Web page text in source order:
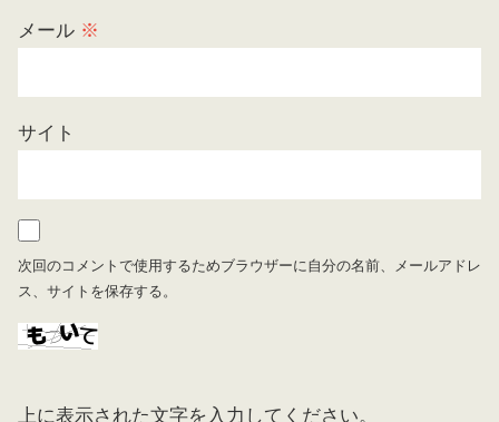
メール ※
サイト
次回のコメントで使用するためブラウザーに自分の名前、メールアドレ
ス、サイトを保存する。
上に表示された文字を入力してください。